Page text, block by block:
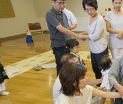
ー
を
開
く